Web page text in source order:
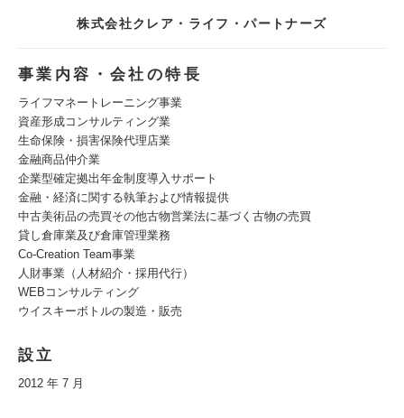
株式会社クレア・ライフ・パートナーズ
事業内容・会社の特長
ライフマネートレーニング事業
資産形成コンサルティング業
生命保険・損害保険代理店業
金融商品仲介業
企業型確定拠出年金制度導入サポート
金融・経済に関する執筆および情報提供
中古美術品の売買その他古物営業法に基づく古物の売買
貸し倉庫業及び倉庫管理業務
Co-Creation Team事業
人財事業（人材紹介・採用代行）
WEBコンサルティング
ウイスキーボトルの製造・販売
設立
2012 年 7 月